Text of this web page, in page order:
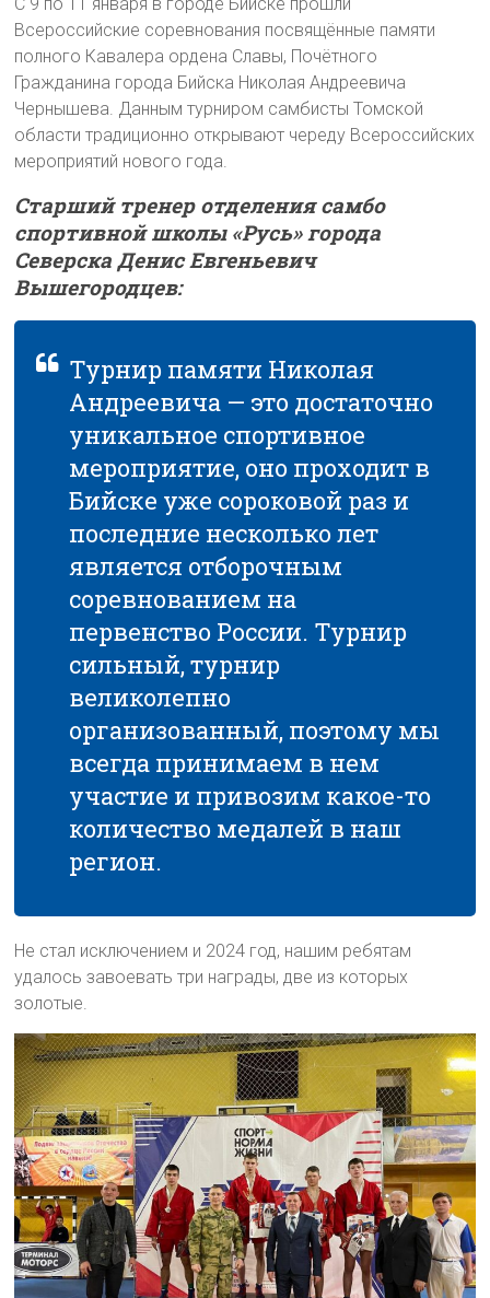
Всероссийские соревнования посвящённые памяти
полного Кавалера ордена Славы, Почётного
Гражданина города Бийска Николая Андреевича
Чернышева. Данным турниром самбисты Томской
области традиционно открывают череду Всероссийских
мероприятий нового года.
Старший тренер отделения самбо
спортивной школы «Русь» города
Северска Денис Евгеньевич
Вышегородцев:
Турнир памяти Николая
Андреевича — это достаточно
уникальное спортивное
мероприятие, оно проходит в
Бийске уже сороковой раз и
последние несколько лет
является отборочным
соревнованием на
первенство России. Турнир
сильный, турнир
великолепно
организованный, поэтому мы
всегда принимаем в нем
участие и привозим какое-то
количество медалей в наш
регион.
Не стал исключением и 2024 год, нашим ребятам
удалось завоевать три награды, две из которых
золотые.